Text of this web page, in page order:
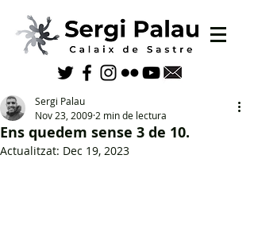
Ens quedem sense 3 de 10.
Sergi Palau
Nov 23, 2009 2 min de lectura
Actualitzat: Dec 19, 2023